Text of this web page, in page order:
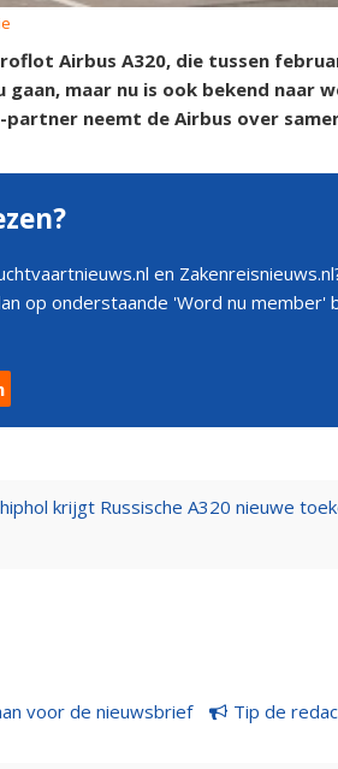
Airbus A320, die tussen
gaan, maar nu is ook bekend naar
partner neemt de Airbus over
en
op onderstaande 'Word nu
krijgt Russische A320 nieuwe
voor de nieuwsbrief Tip de